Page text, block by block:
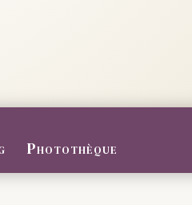
Photothèque